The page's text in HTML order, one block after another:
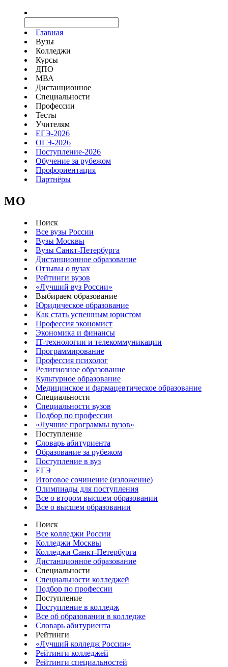
Главная
Вузы
Колледжи
Курсы
ДПО
МВА
Дистанционное
Специальности
Профессии
Тесты
Учителям
ЕГЭ-2026
ОГЭ-2026
Поступление-2026
Обучение за рубежом
Профориентация
Партнёры
MO
Поиск
Все вузы России
Вузы Москвы
Вузы Санкт-Петербурга
Дистанционное образование
Отзывы о вузах
Рейтинги вузов
«Лучший вуз России»
Выбираем образование
Юридическое образование
Как стать успешным юристом
Профессия экономист
Экономика и финансы
IT-технологии и телекоммуникации
Программирование
Профессия психолог
Религиозное образование
Культурное образование
Медицинское и фармацевтическое образование
Специальности
Специальности вузов
Подбор по профессии
«Лучшие программы вузов»
Поступление
Словарь абитуриента
Образование за рубежом
Поступление в вуз
ЕГЭ
Итоговое сочинение (изложение)
Олимпиады для поступления
Все о втором высшем образовании
Все о высшем образовании
Поиск
Все колледжи России
Колледжи Москвы
Колледжи Санкт-Петербурга
Дистанционное образование
Специальности
Специальности колледжей
Подбор по профессии
Поступление
Поступление в колледж
Все об образовании в колледже
Словарь абитуриента
Рейтинги
«Лучший колледж России»
Рейтинги колледжей
Рейтинги специальностей